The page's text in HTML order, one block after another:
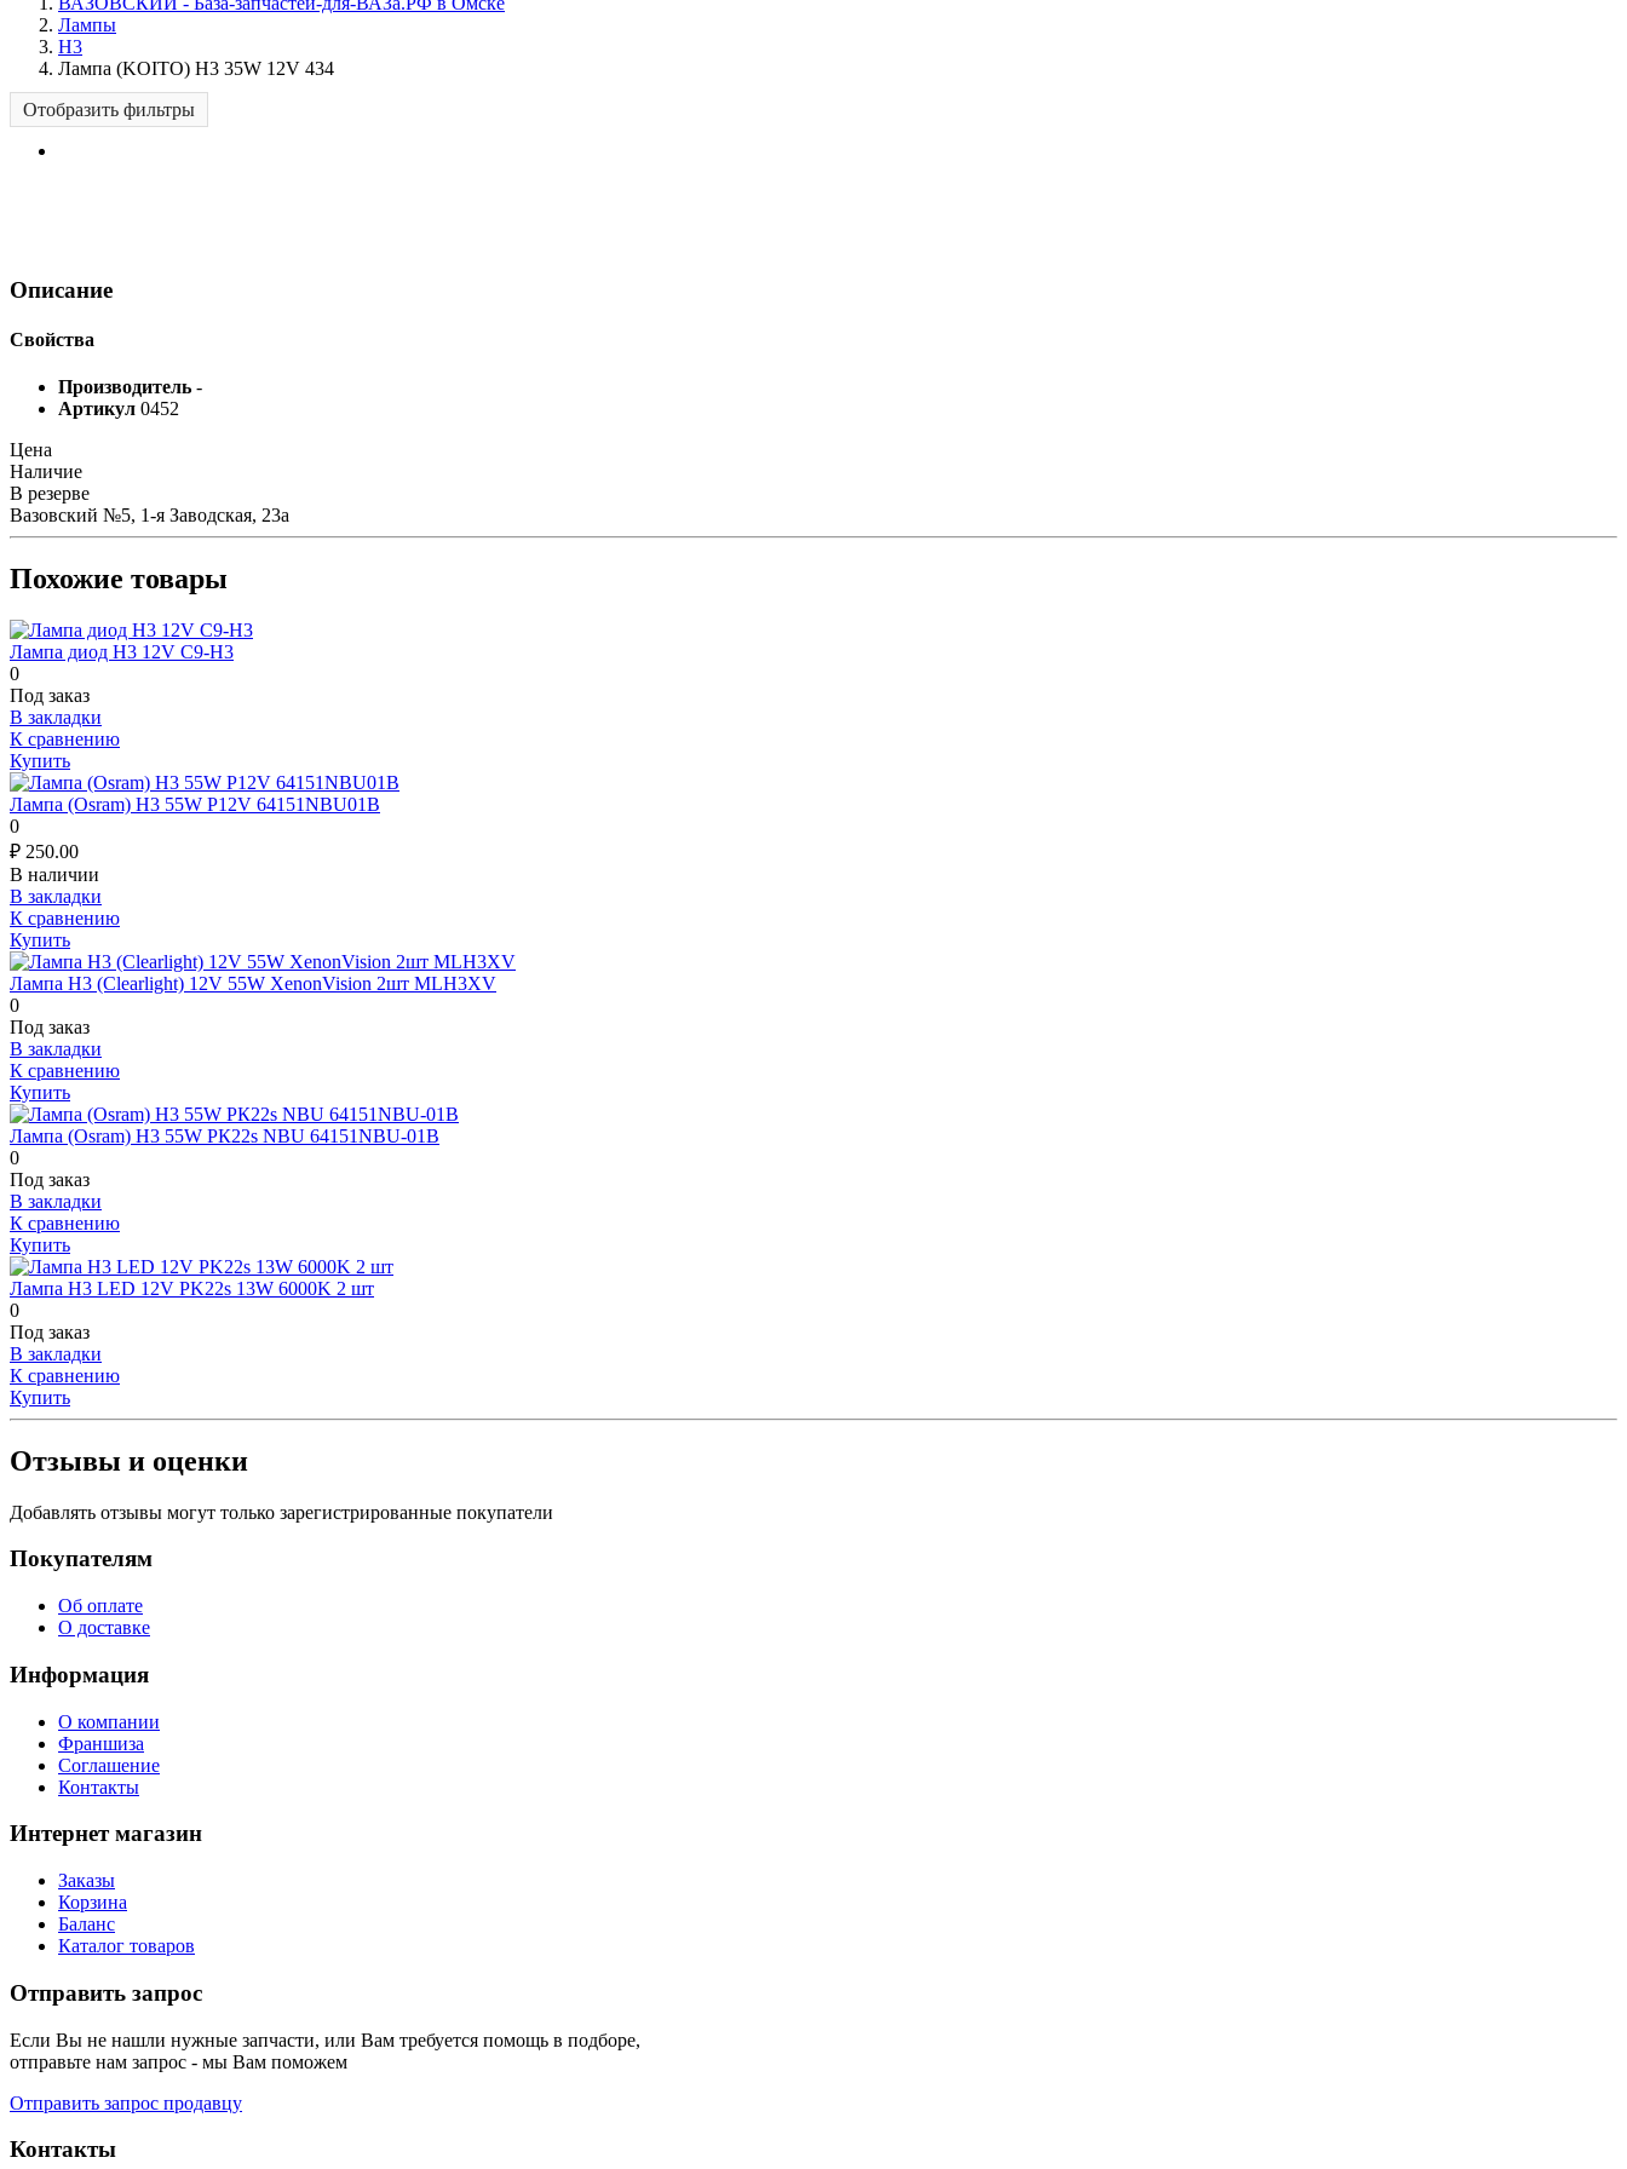
Лампы
H3
Лампа (KOITO) H3 35W 12V 434
Отобразить фильтры
Описание
Свойства
Производитель -
Артикул 0452
Цена
Наличие
В резерве
Вазовский №5, 1-я Заводская, 23а
Похожие товары
Лампа диод H3 12V C9-H3
0
Под заказ
В закладки
К сравнению
Купить
Лампа (Osram) H3 55W Р12V 64151NBU01B
0
₽ 250.00
В наличии
В закладки
К сравнению
Купить
Лампа H3 (Clearlight) 12V 55W XenonVision 2шт MLH3XV
0
Под заказ
В закладки
К сравнению
Купить
Лампа (Osram) H3 55W РК22s NBU 64151NBU-01B
0
Под заказ
В закладки
К сравнению
Купить
Лампа H3 LED 12V PK22s 13W 6000K 2 шт
0
Под заказ
В закладки
К сравнению
Купить
Отзывы и оценки
Добавлять отзывы могут только зарегистрированные покупатели
Покупателям
Об оплате
О доставке
Информация
О компании
Франшиза
Соглашение
Контакты
Интернет магазин
Заказы
Корзина
Баланс
Каталог товаров
Отправить запрос
Если Вы не нашли нужные запчасти, или Вам требуется помощь в подборе,
отправьте нам запрос - мы Вам поможем
Отправить запрос продавцу
Контакты